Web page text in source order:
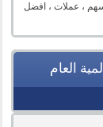
، عملات ، افضل
العام